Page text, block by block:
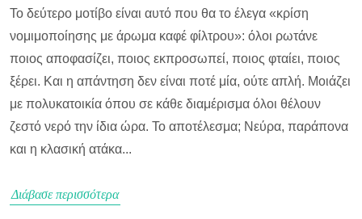
Το δεύτερο μοτίβο είναι αυτό που θα το έλεγα «κρίση
νομιμοποίησης με άρωμα καφέ φίλτρου»: όλοι ρωτάνε
ποιος αποφασίζει, ποιος εκπροσωπεί, ποιος φταίει, ποιος
ξέρει. Και η απάντηση δεν είναι ποτέ μία, ούτε απλή. Μοιάζει
με πολυκατοικία όπου σε κάθε διαμέρισμα όλοι θέλουν
ζεστό νερό την ίδια ώρα. Το αποτέλεσμα; Νεύρα, παράπονα
και η κλασική ατάκα...
Διάβασε περισσότερα